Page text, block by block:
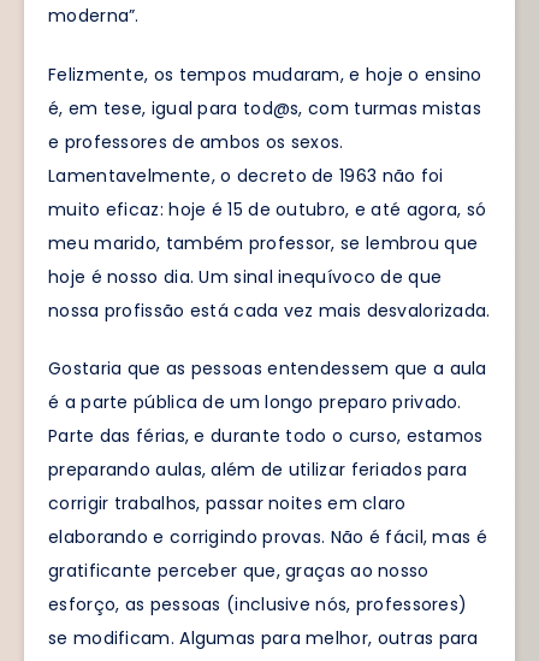
moderna”.
Felizmente, os tempos mudaram, e hoje o ensino
é, em tese, igual para tod@s, com turmas mistas
e professores de ambos os sexos.
Lamentavelmente, o decreto de 1963 não foi
muito eficaz: hoje é 15 de outubro, e até agora, só
meu marido, também professor, se lembrou que
hoje é nosso dia. Um sinal inequívoco de que
nossa profissão está cada vez mais desvalorizada.
Gostaria que as pessoas entendessem que a aula
é a parte pública de um longo preparo privado.
Parte das férias, e durante todo o curso, estamos
preparando aulas, além de utilizar feriados para
corrigir trabalhos, passar noites em claro
elaborando e corrigindo provas. Não é fácil, mas é
gratificante perceber que, graças ao nosso
esforço, as pessoas (inclusive nós, professores)
se modificam. Algumas para melhor, outras para